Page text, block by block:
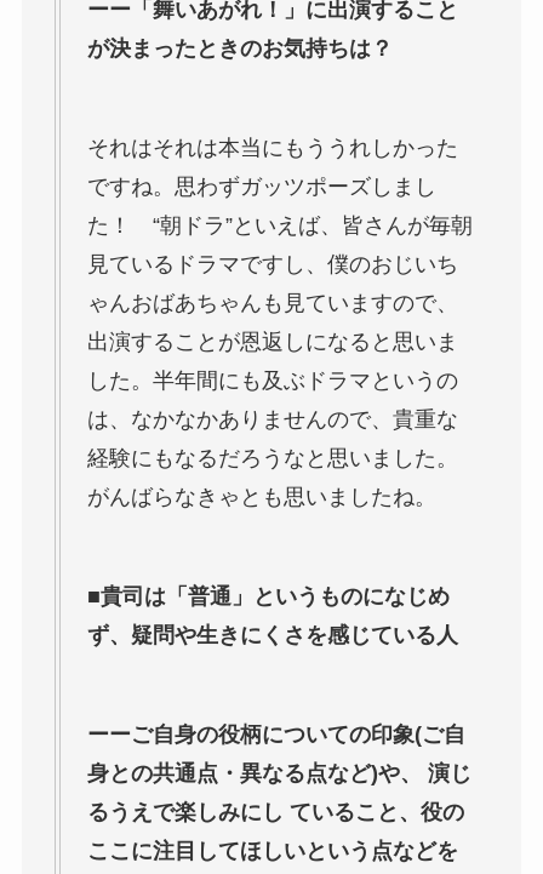
ーー「舞いあがれ！」に出演すること
が決まったときのお気持ちは？
それはそれは本当にもううれしかった
ですね。思わずガッツポーズしまし
た！ “朝ドラ”といえば、皆さんが毎朝
見ているドラマですし、僕のおじいち
ゃんおばあちゃんも見ていますので、
出演することが恩返しになると思いま
した。半年間にも及ぶドラマというの
は、なかなかありませんので、貴重な
経験にもなるだろうなと思いました。
がんばらなきゃとも思いましたね。
■貴司は「普通」というものになじめ
ず、疑問や生きにくさを感じている人
ーーご自身の役柄についての印象(ご自
身との共通点・異なる点など)や、 演じ
るうえで楽しみにし ていること、役の
ここに注目してほしいという点などを